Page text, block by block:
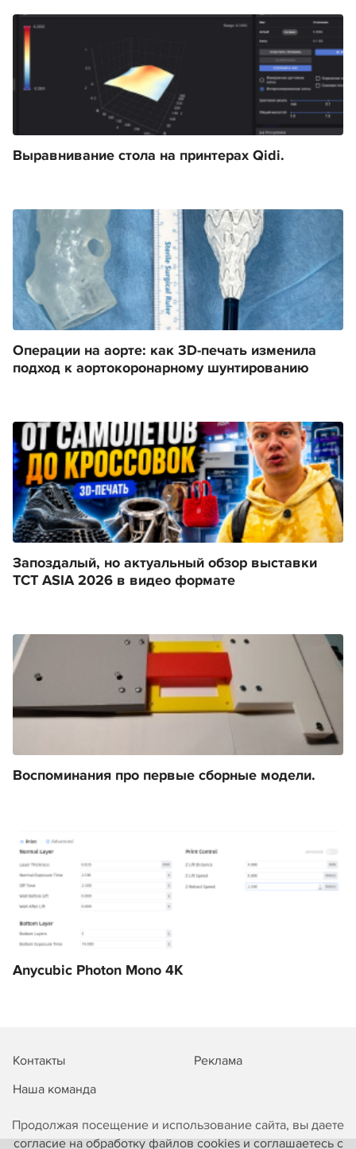
Продолжая посещение и использование сайта, вы даете
согласие на обработку файлов cookies и соглашаетесь с
Выравнивание стола на принтерах Qidi.
Операции на аорте: как 3D-печать изменила
подход к аортокоронарному шунтированию
Запоздалый, но актуальный обзор выставки
TCT ASIA 2026 в видео формате
Воспоминания про первые сборные модели.
Anycubic Photon Mono 4K
Контакты
Реклама
Наша команда